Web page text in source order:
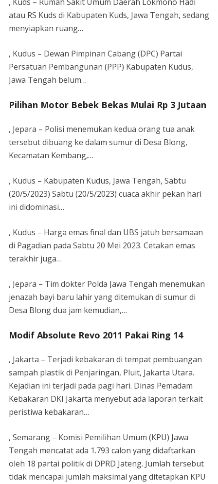
atau RS Kuds di Kabupaten Kuds, Jawa Tengah, sedang
menyiapkan ruang…
, Kudus – Dewan Pimpinan Cabang (DPC) Partai
Persatuan Pembangunan (PPP) Kabupaten Kudus,
Jawa Tengah belum…
Pilihan Motor Bebek Bekas Mulai Rp 3 Jutaan
, Jepara – Polisi menemukan kedua orang tua anak
tersebut dibuang ke dalam sumur di Desa Blong,
Kecamatan Kembang,…
, Kudus – Kabupaten Kudus, Jawa Tengah, Sabtu
(20/5/2023) Sabtu (20/5/2023) cuaca akhir pekan hari
ini didominasi…
, Kudus – Harga emas final dan UBS jatuh bersamaan
di Pagadian pada Sabtu 20 Mei 2023. Cetakan emas
terakhir juga…
, Jepara – Tim dokter Polda Jawa Tengah menemukan
jenazah bayi baru lahir yang ditemukan di sumur di
Desa Blong dua jam kemudian,…
Modif Absolute Revo 2011 Pakai Ring 14
, Jakarta – Terjadi kebakaran di tempat pembuangan
sampah plastik di Penjaringan, Pluit, Jakarta Utara.
Kejadian ini terjadi pada pagi hari. Dinas Pemadam
Kebakaran DKI Jakarta menyebut ada laporan terkait
peristiwa kebakaran…
, Semarang – Komisi Pemilihan Umum (KPU) Jawa
Tengah mencatat ada 1.793 calon yang didaftarkan
oleh 18 partai politik di DPRD Jateng. Jumlah tersebut
tidak mencapai jumlah maksimal yang ditetapkan KPU